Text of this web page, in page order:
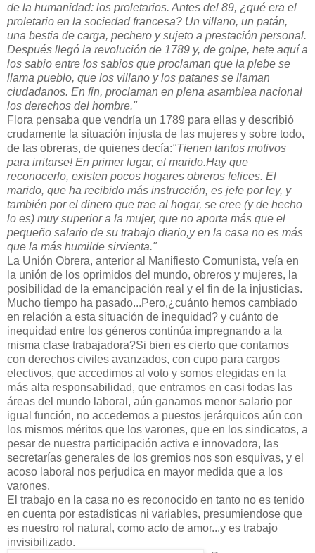
de la humanidad: los proletarios. Antes del 89, ¿qué era el
proletario en la sociedad francesa? Un villano, un patán,
una bestia de carga, pechero y sujeto a prestación personal.
Después llegó la revolución de 1789 y, de golpe, hete aquí a
los sabio entre los sabios que proclaman que la plebe se
llama pueblo, que los villano y los patanes se llaman
ciudadanos. En fin, proclaman en plena asamblea nacional
los derechos del hombre."
Flora pensaba que vendría un 1789 para ellas y describió
crudamente la situación injusta de las mujeres y sobre todo,
de las obreras, de quienes decía:"Tienen tantos motivos
para irritarse! En primer lugar, el marido.Hay que
reconocerlo, existen pocos hogares obreros felices. El
marido, que ha recibido más instrucción, es jefe por ley, y
también por el dinero que trae al hogar, se cree (y de hecho
lo es) muy superior a la mujer, que no aporta más que el
pequeño salario de su trabajo diario,y en la casa no es más
que la más humilde sirvienta."
La Unión Obrera, anterior al Manifiesto Comunista, veía en
la unión de los oprimidos del mundo, obreros y mujeres, la
posibilidad de la emancipación real y el fin de la injusticias.
Mucho tiempo ha pasado...Pero,¿cuánto hemos cambiado
en relación a esta situación de inequidad? y cuánto de
inequidad entre los géneros continúa impregnando a la
misma clase trabajadora?Si bien es cierto que contamos
con derechos civiles avanzados, con cupo para cargos
electivos, que accedimos al voto y somos elegidas en la
más alta responsabilidad, que entramos en casi todas las
áreas del mundo laboral, aún ganamos menor salario por
igual función, no accedemos a puestos jerárquicos aún con
los mismos méritos que los varones, que en los sindicatos, a
pesar de nuestra participación activa e innovadora, las
secretarías generales de los gremios nos son esquivas, y el
acoso laboral nos perjudica en mayor medida que a los
varones.
El trabajo en la casa no es reconocido en tanto no es tenido
en cuenta por estadísticas ni variables, presumiendose que
es nuestro rol natural, como acto de amor...y es trabajo
invisibilizado.